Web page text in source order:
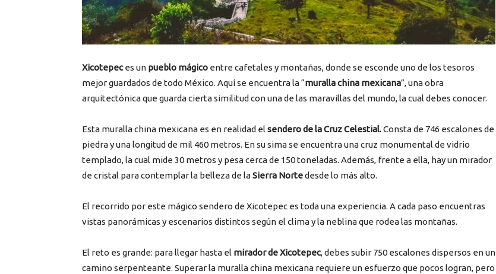
Xicotepeces un pueblo mágico entre cafetales y montañas, donde se esconde uno de los tesoros
mejor guardados de todo México. Aquí se encuentra la “muralla china mexicana”, una obra
arquitectónica que guarda cierta similitud con una de las maravillas del mundo, la cual debes conocer.
Esta muralla china mexicana es en realidad elsendero de la Cruz Celestial.Consta de 746 escalones de
piedra y una longitud de mil 460 metros. En su sima se encuentra una cruz monumental de vidrio
templado, la cual mide 30 metros y pesa cerca de 150 toneladas. Además, frente a ella, hay un mirador
de cristal para contemplar la belleza de laSierra Nortedesde lo más alto.
El recorrido por este mágico sendero de Xicotepec es toda una experiencia. A cada paso encuentras
vistas panorámicas y escenarios distintos según el clima y la neblina que rodea las montañas.
El reto es grande: para llegar hasta el mirador de Xicotepec, debes subir 750 escalones dispersos en un
camino serpenteante. Superar la muralla china mexicana requiere un esfuerzo que pocos logran, pero